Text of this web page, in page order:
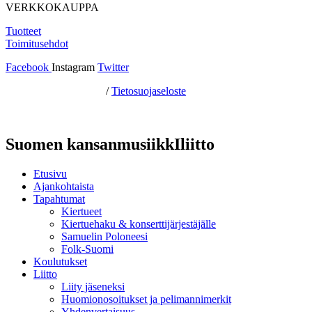
VERKKOKAUPPA
Tuotteet
Toimitusehdot
Facebook Instagram Twitter
/Tietosuojaseloste
Suomen kansanmusiikkIliitto
Etusivu
Ajankohtaista
Tapahtumat
Kiertueet
Kiertuehaku & konserttijärjestäjälle
Samuelin Poloneesi
Folk-Suomi
Koulutukset
Liitto
Liity jäseneksi
Huomionosoitukset ja pelimannimerkit